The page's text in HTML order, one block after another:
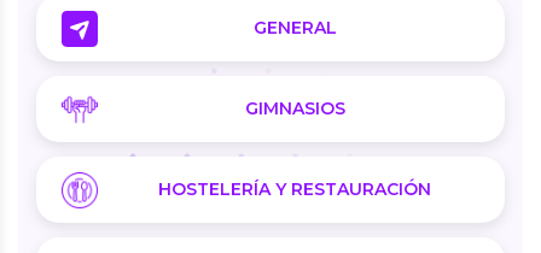
GENERAL
GIMNASIOS
HOSTELERÍA Y RESTAURACIÓN